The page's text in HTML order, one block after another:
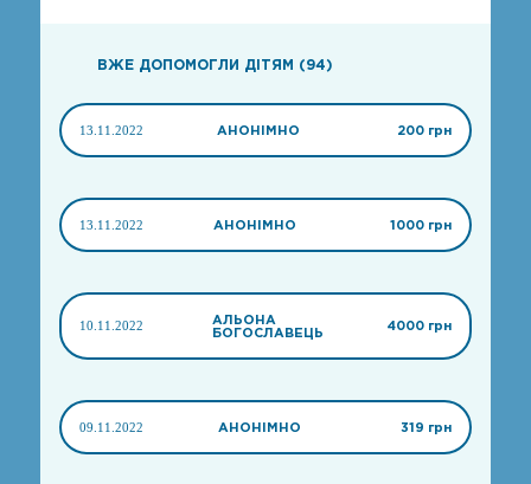
ВЖЕ ДОПОМОГЛИ ДІТЯМ (94)
13.11.2022 АНОНІМНО 200 грн
13.11.2022 АНОНІМНО 1000 грн
10.11.2022
АЛЬОНА
БОГОСЛАВЕЦЬ
4000 грн
09.11.2022 АНОНІМНО 319 грн